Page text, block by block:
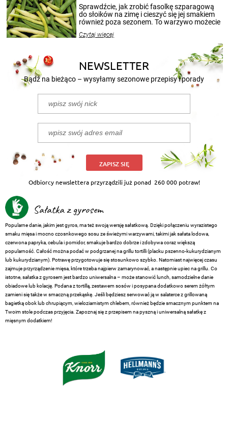
patenty, które pozwolą zachować świeżość
przetworów.
Sprawdźcie, jak zrobić fasolkę szparagową
do słoików na zimę i cieszyć się jej smakiem
również poza sezonem. To warzywo możecie
nasze propozycje!
Czytaj więcej
NEWSLETTER
Bądź na bieżąco – wysyłamy sezonowe przepisy i porady
ZAPISZ SIĘ
Odbiorcy newslettera przyrządzili już ponad 260 000 potraw!
Sałatka z gyrosem
Popularne danie, jakim jest gyros, ma też swoją wersję sałatkową. Dzięki połączeniu wyrazistego
smaku mięsa i mocno czosnkowego sosu ze świeżymi warzywami, takimi jak sałata lodowa,
czerwona papryka, cebula i pomidor, smakuje bardzo dobrze i zdobywa coraz większą
popularność. Całość można podać w podgrzanej na grillu tortilli (placku pszenno-kukurydzianym
lub kukurydzianym). Potrawę przygotowuje się stosunkowo szybko. Natomiast najwięcej czasu
zajmuje przyrządzenie mięsa, które trzeba najpierw zamarynować, a następnie upiec na grillu. Co
istotne, sałatka z gyrosem jest bardzo uniwersalna – może stanowić lunch, samodzielne danie
obiadowe lub kolację. Podana z tortillą, zestawem sosów i posypana dodatkowo serem żółtym
zamieni się także w smaczną przekąskę. Jeśli będziesz serwować ją w salaterce z grillowaną
bagietką obok lub chrupiącym, wieloziarnistym chlebem, również będzie smacznym punktem na
Twoim stole podczas przyjęcia. Zapoznaj się z przepisem na pyszną i uniwersalną sałatkę z
mięsnym dodatkiem!